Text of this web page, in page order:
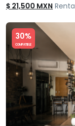
$ 21,500 MXN Renta
30%
COMPATIBLE
Slide 1 of 5